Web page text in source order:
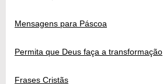
Mensagens para Páscoa
Permita que Deus faça a transformação
Frases Cristãs